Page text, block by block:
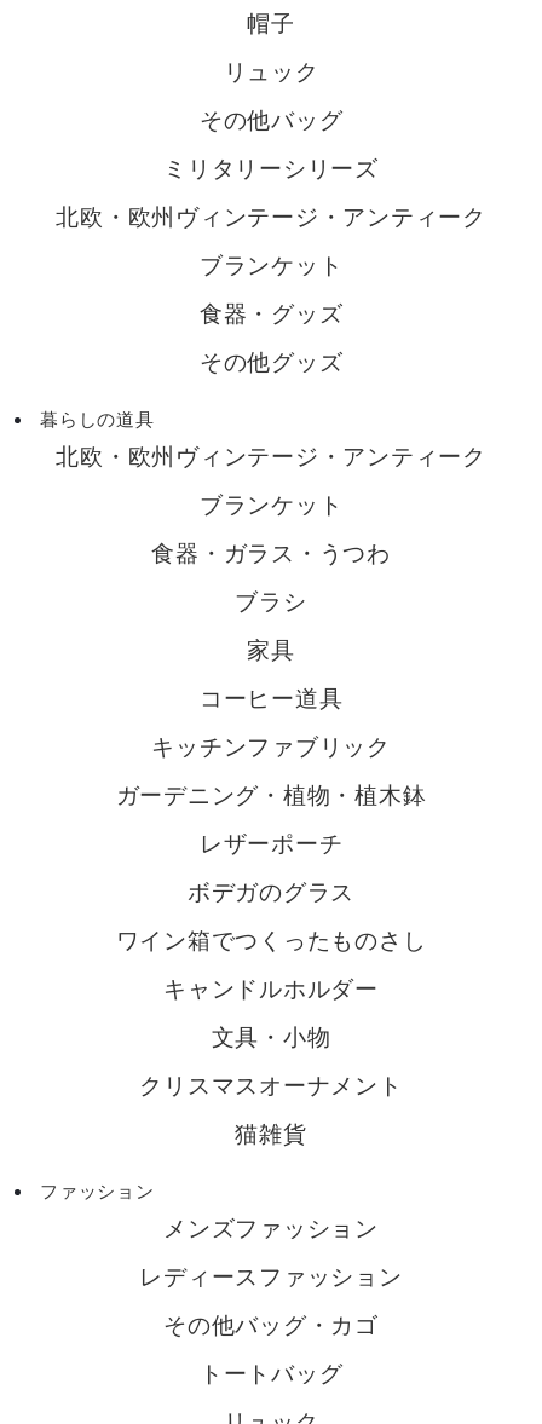
帽子
リュック
その他バッグ
ミリタリーシリーズ
北欧・欧州ヴィンテージ・アンティーク
ブランケット
食器・グッズ
その他グッズ
暮らしの道具
北欧・欧州ヴィンテージ・アンティーク
ブランケット
食器・ガラス・うつわ
ブラシ
家具
コーヒー道具
キッチンファブリック
ガーデニング・植物・植木鉢
レザーポーチ
ボデガのグラス
ワイン箱でつくったものさし
キャンドルホルダー
文具・小物
クリスマスオーナメント
猫雑貨
ファッション
メンズファッション
レディースファッション
その他バッグ・カゴ
トートバッグ